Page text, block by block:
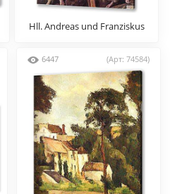
Hll. Andreas und Franziskus
6447 (Арт: 74584)